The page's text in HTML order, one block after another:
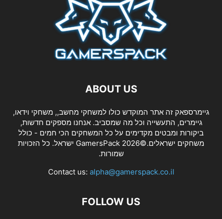
ABOUT US
גיימרספאק זה אתר המוקדש כולו למשחקי מחשב,, משחקי וידאו,
גיימרים, התעשייה וכל מה שמסביב. אנחנו מספקים חדשות,
ביקורות ומבטים מקדימים על כל המשחקים הכי חמים - כולל
משחקים ישראלים.©2026 GamersPack ישראל. כל הזכויות
שמורות.
Contact us: alpha@gamerspack.co.il
FOLLOW US